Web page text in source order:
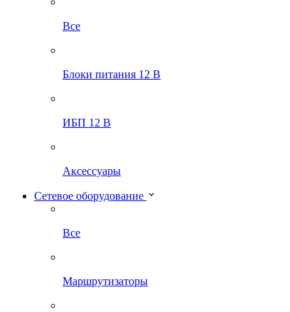
Все
Блоки питания 12 В
ИБП 12 В
Аксессуары
Сетевое оборудование
Все
Маршрутизаторы